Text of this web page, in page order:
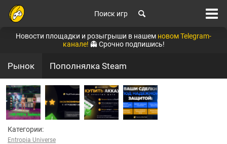
Поиск игр
Новости площадки и розыгрыши в нашем новом Telegram-
канале! 👻 Срочно подпишись!
Рынок Пополнялка Steam
Категории:
Entropia Universe